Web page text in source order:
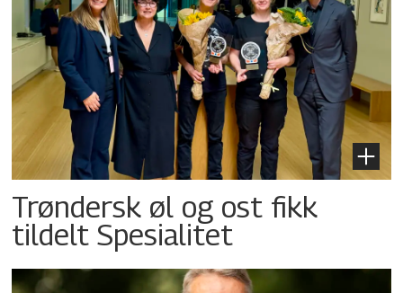
Trøndersk øl og ost fikk
tildelt Spesialitet